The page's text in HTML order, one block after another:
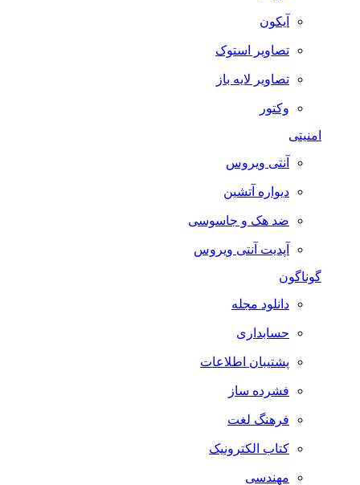
آیکون
تصاویر استوک
تصاویر لایه باز
وکتور
امنیتی
آنتی ویروس
دیواره آتشین
ضد هک و جاسوسی
آپدیت آنتی ویروس
گوناگون
دانلود مجله
حسابداری
پشتیبان اطلاعات
فشرده ساز
فرهنگ لغت
کتاب الکترونیک
مهندسی